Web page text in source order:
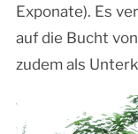
Exponate). Es
auf die Bucht
zudem als